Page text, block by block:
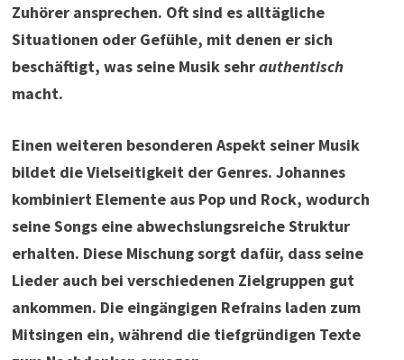
Zuhörer ansprechen. Oft sind es alltägliche
Situationen oder Gefühle, mit denen er sich
beschäftigt, was seine Musik sehrauthentisch
macht.
Einen weiteren besonderen Aspekt seiner Musik
bildet die Vielseitigkeit der Genres. Johannes
kombiniert Elemente aus Pop und Rock, wodurch
seine Songs eine abwechslungsreiche Struktur
erhalten. Diese Mischung sorgt dafür, dass seine
Lieder auch bei verschiedenen Zielgruppen gut
ankommen. Die eingängigen Refrains laden zum
Mitsingen ein, während die tiefgründigen Texte